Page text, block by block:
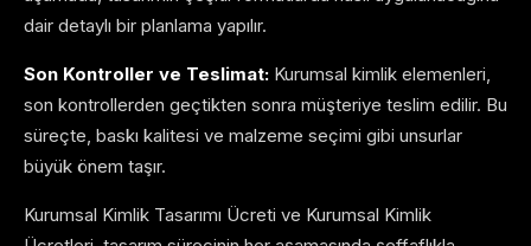
dair detaylı bir planlama yapılır.
Son Kontroller ve Teslimat: Kurumsal kimlik elemenleri,
son kontrollerden geçtikten sonra müşteriye teslim edilir. Bu
süreçte, baskı kalitesi ve malzeme seçimi gibi unsurlar
büyük önem taşır.
Kurumsal Kimlik Tasarımı Ücreti ve Kurumsal Kimlik